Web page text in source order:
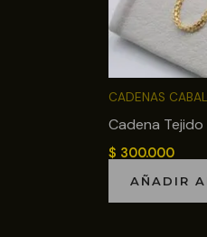
CADENAS
Cadena
$ 300.000
AÑADIR